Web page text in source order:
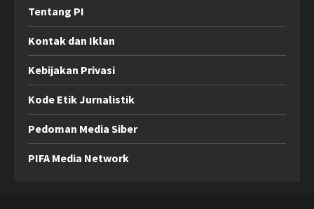
Tentang PI
Kontak dan Iklan
Kebijakan Privasi
Kode Etik Jurnalistik
Pedoman Media Siber
PIFA Media Network